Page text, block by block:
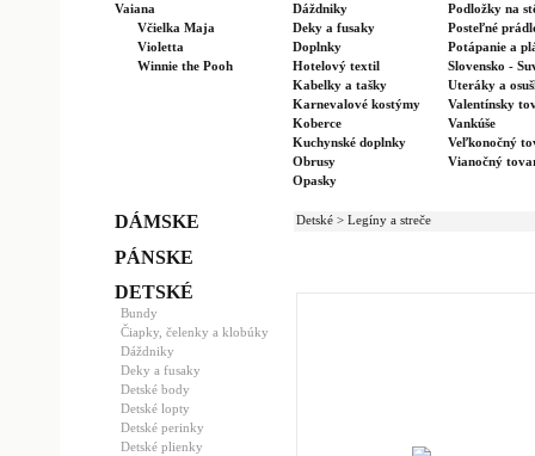
Vaiana
Včielka Maja
Violetta
Winnie the Pooh
Dáždniky
Deky a fusaky
Doplnky
Hotelový textil
Kabelky a tašky
Karnevalové kostýmy
Koberce
Kuchynské doplnky
Obrusy
Opasky
Podložky na
Posteľné
Potápanie a
Slovensko -
Uteráky a
Valentínsky
Vankúše
Veľkonočný
Vianočný
DÁMSKE
PÁNSKE
DETSKÉ
Bundy
Čiapky, čelenky a klobúky
Dáždniky
Deky a fusaky
Detské body
Detské lopty
Detské perinky
Detské plienky
Detské > Legíny a streče